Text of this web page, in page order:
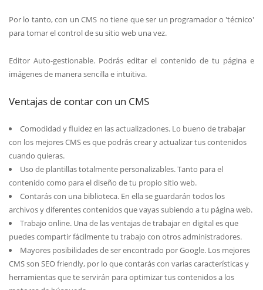
Por lo tanto, con un CMS no tiene que ser un programador o 'técnico'
para tomar el control de su sitio web una vez.
Editor Auto-gestionable. Podrás editar el contenido de tu página e
imágenes de manera sencilla e intuitiva.
Ventajas de contar con un CMS
Comodidad y fluidez en las actualizaciones. Lo bueno de trabajar
con los mejores CMS es que podrás crear y actualizar tus contenidos
cuando quieras.
Uso de plantillas totalmente personalizables. Tanto para el
contenido como para el diseño de tu propio sitio web.
Contarás con una biblioteca. En ella se guardarán todos los
archivos y diferentes contenidos que vayas subiendo a tu página web.
Trabajo online. Una de las ventajas de trabajar en digital es que
puedes compartir fácilmente tu trabajo con otros administradores.
Mayores posibilidades de ser encontrado por Google. Los mejores
CMS son SEO friendly, por lo que contarás con varias características y
herramientas que te servirán para optimizar tus contenidos a los